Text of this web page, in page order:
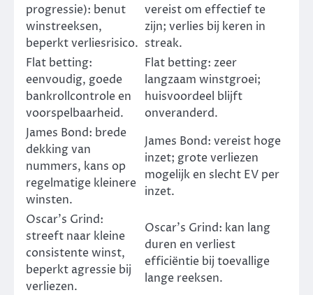
progressie): benut
winstreeksen,
beperkt verliesrisico.
vereist om effectief te
zijn; verlies bij keren in
streak.
Flat betting:
eenvoudig, goede
bankrollcontrole en
voorspelbaarheid.
Flat betting: zeer
langzaam winstgroei;
huisvoordeel blijft
onveranderd.
James Bond: brede
dekking van
nummers, kans op
regelmatige kleinere
winsten.
James Bond: vereist hoge
inzet; grote verliezen
mogelijk en slecht EV per
inzet.
Oscar’s Grind:
streeft naar kleine
consistente winst,
beperkt agressie bij
verliezen.
Oscar’s Grind: kan lang
duren en verliest
efficiëntie bij toevallige
lange reeksen.